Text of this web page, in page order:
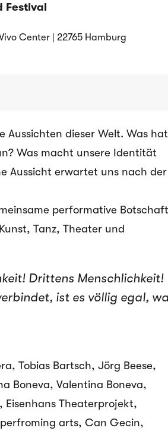
Festival
Center | 22765 Hamburg
Aussichten dieser Welt. Was hat
Was macht unsere Identität
Aussicht erwartet uns nach der
performative Botschaft
Tanz, Theater und
Drittens Menschlichkeit!
ist es völlig egal,
Tobias Bartsch, Jörg Beese,
Boneva, Valentina Boneva,
Eisenhans Theaterprojekt,
arts, Can Gecin,